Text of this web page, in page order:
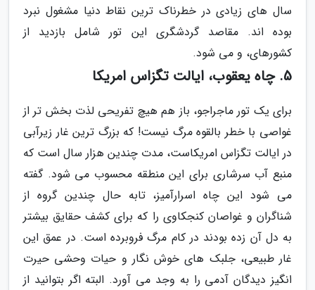
سال های زیادی در خطرناک ترین نقاط دنیا مشغول نبرد
بوده اند. مقاصد گردشگری این تور شامل بازدید از
کشورهای، و می شود.
5. چاه یعقوب، ایالت تگزاس امریکا
برای یک تور ماجراجو، باز هم هیچ تفریحی لذت بخش تر از
غواصی با خطر بالقوه مرگ نیست! که بزرگ ترین غار زیرآبی
در ایالت تگزاس امریکاست، مدت چندین هزار سال است که
منبع آب سرشاری برای این منطقه محسوب می شود. گفته
می شود این چاه اسرارآمیز، تابه حال چندین گروه از
شناگران و غواصان کنجکاوی را که برای کشف حقایق بیشتر
به دل آن زده بودند در کام مرگ فروبرده است. در عمق این
غار طبیعی، جلبک های خوش نگار و حیات وحشی حیرت
انگیز دیدگان آدمی را به وجد می آورد. البته اگر بتوانید از